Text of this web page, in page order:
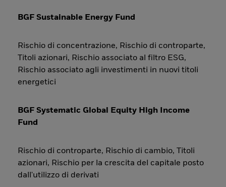
BGF Sustainable Energy Fund
Rischio di concentrazione, Rischio di controparte,
Titoli azionari, Rischio associato al filtro ESG,
Rischio associato agli investimenti in nuovi titoli
energetici
BGF Systematic Global Equity High Income
Fund
Rischio di controparte, Rischio di cambio, Titoli
azionari, Rischio per la crescita del capitale posto
dall'utilizzo di derivati